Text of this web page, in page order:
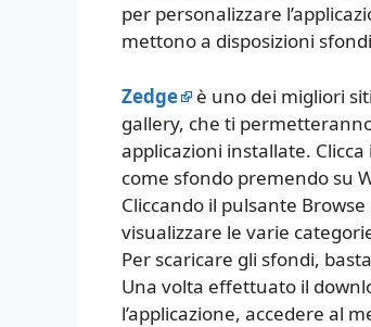
per personalizzare
mettono a disposizioni
Zedge
è uno dei migliori
gallery, che ti
applicazioni installate.
come sfondo premendo su
Cliccando il pulsante
visualizzare le varie
Per scaricare gli sfondi,
Una volta effettuato il
l’applicazione, accedere al